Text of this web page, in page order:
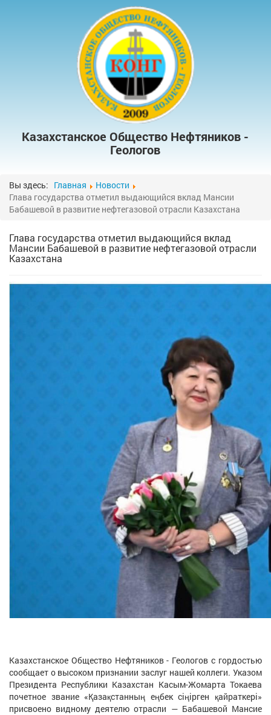
Казахстанское Общество Нефтяников -
Геологов
Вы здесь: Главная
Новости
Глава государства отметил выдающийся вклад Мансии
Бабашевой в развитие нефтегазовой отрасли Казахстана
Глава государства отметил выдающийся вклад
Мансии Бабашевой в развитие нефтегазовой отрасли
Казахстана
Казахстанское Общество Нефтяников - Геологов с гордостью
сообщает о высоком признании заслуг нашей коллеги. Указом
Президента Республики Казахстан Касым-Жомарта Токаева
почетное звание «Қазақстанның еңбек сіңірген қайраткері»
присвоено видному деятелю отрасли — Бабашевой Мансие